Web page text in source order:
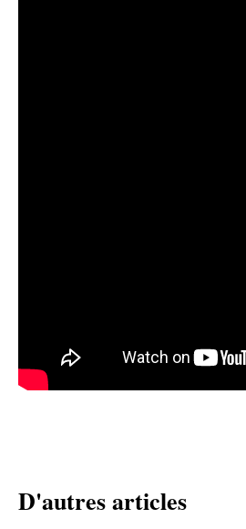
D'autres articles